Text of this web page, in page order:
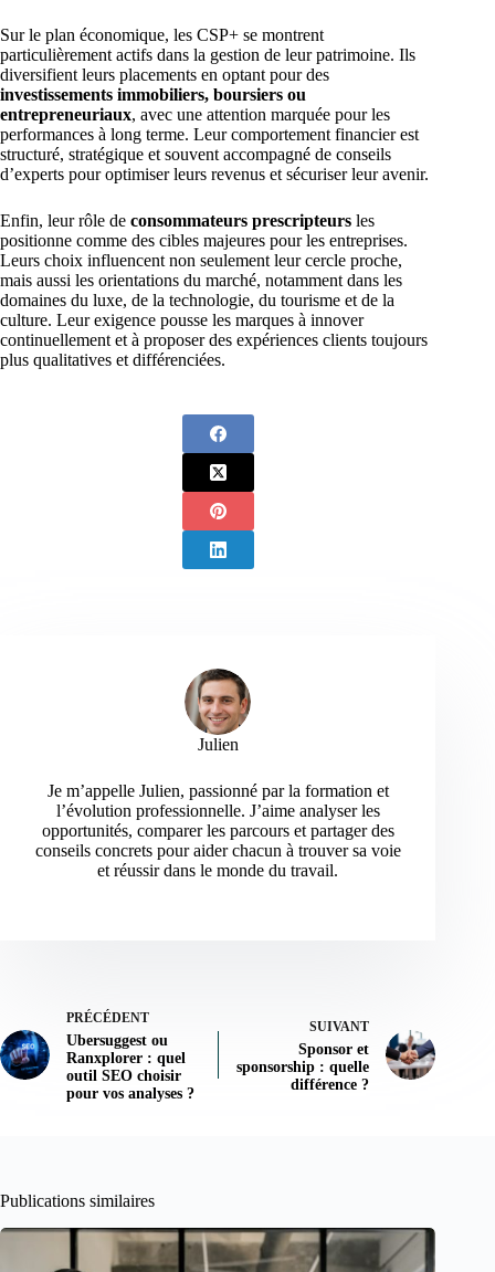
Sur le plan économique, les CSP+ se montrent
particulièrement actifs dans la gestion de leur patrimoine. Ils
diversifient leurs placements en optant pour des
investissements immobiliers, boursiers ou
entrepreneuriaux, avec une attention marquée pour les
performances à long terme. Leur comportement financier est
structuré, stratégique et souvent accompagné de conseils
d’experts pour optimiser leurs revenus et sécuriser leur avenir.
Enfin, leur rôle de consommateurs prescripteurs les
positionne comme des cibles majeures pour les entreprises.
Leurs choix influencent non seulement leur cercle proche,
mais aussi les orientations du marché, notamment dans les
domaines du luxe, de la technologie, du tourisme et de la
culture. Leur exigence pousse les marques à innover
continuellement et à proposer des expériences clients toujours
plus qualitatives et différenciées.
Julien
Je m’appelle Julien, passionné par la formation et
l’évolution professionnelle. J’aime analyser les
opportunités, comparer les parcours et partager des
conseils concrets pour aider chacun à trouver sa voie
et réussir dans le monde du travail.
PRÉCÉDENT
Ubersuggest ou
Ranxplorer : quel
outil SEO choisir
pour vos analyses ?
SUIVANT
Sponsor et
sponsorship : quelle
différence ?
Publications similaires